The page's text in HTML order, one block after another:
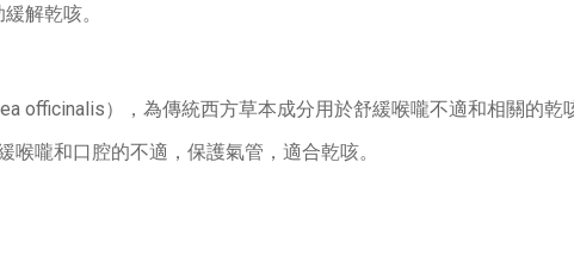
解乾咳。
officinalis），為傳統西方草本成分用於舒緩喉嚨不適和相關的乾
喉嚨和口腔的不適，保護氣管，適合乾咳。